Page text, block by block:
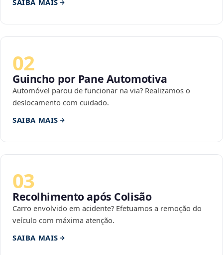
SAIBA MAIS
02
Guincho por Pane Automotiva
Automóvel parou de funcionar na via? Realizamos o
deslocamento com cuidado.
SAIBA MAIS
03
Recolhimento após Colisão
Carro envolvido em acidente? Efetuamos a remoção do
veículo com máxima atenção.
SAIBA MAIS